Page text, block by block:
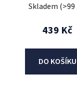
Skladem (>99
439 Kč
DO KOŠÍKU